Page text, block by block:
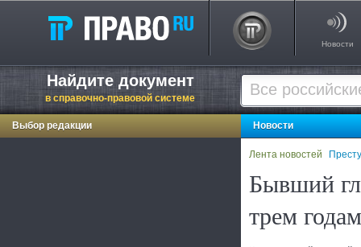
Новости
Найдите документ
в справочно-правовой системе
Выбор редакции Новости
Лента новостей
Бывший
трем